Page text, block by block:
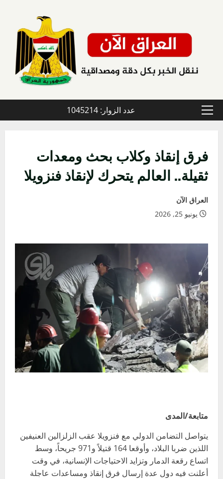
القائمة
عدد الزوار: 1045214
فرق إنقاذ وكلاب بحث ومعدات
ثقيلة.. العالم يتحرك لإنقاذ فنزويلا
العراق الآن
يونيو 25, 2026
متابعة/المدى
يتواصل التضامن الدولي مع فنزويلا عقب الزلزالين العنيفين
اللذين ضربا البلاد، وأوقعا 164 قتيلاً و971 جريحاً، وسط
اتساع رقعة الدمار وتزايد الاحتياجات الإنسانية، في وقت
أعلنت فيه دول عدة إرسال فرق إنقاذ ومساعدات عاجلة